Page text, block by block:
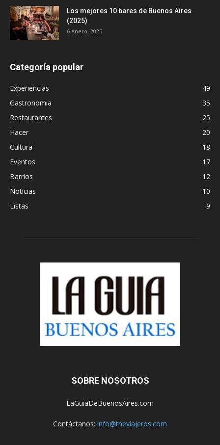
Los mejores 10 bares de Buenos Aires
(2025)
6 enero, 2025
Categoría popular
Experiencias
49
Gastronomia
35
Restaurantes
25
Hacer
20
Cultura
18
Eventos
17
Barrios
12
Noticias
10
Listas
9
SOBRE NOSOTROS
LaGuiaDeBuenosAires.com
Contáctanos: info@theviajeros.com